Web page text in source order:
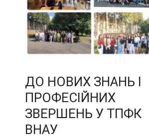
ДО НОВИХ ЗНАНЬ І
ПРОФЕСІЙНИХ
ЗВЕРШЕНЬ У ТПФК
ВНАУ